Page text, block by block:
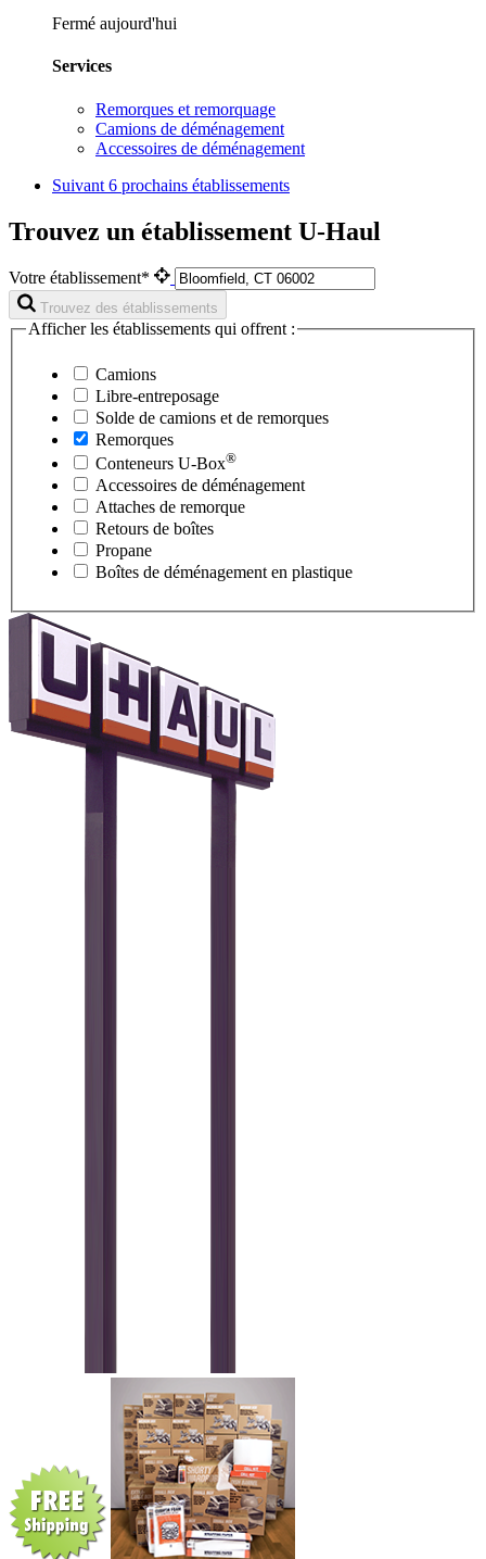
Fermé aujourd'hui
Services
Remorques et remorquage
Camions de déménagement
Accessoires de déménagement
Suivant 6 prochains établissements
Trouvez un établissement U-Haul
Votre établissement*
Trouvez des établissements
Afficher les établissements qui offrent :
Camions
Libre-entreposage
Solde de camions et de remorques
Remorques
Conteneurs U-Box®
Accessoires de déménagement
Attaches de remorque
Retours de boîtes
Propane
Boîtes de déménagement en plastique